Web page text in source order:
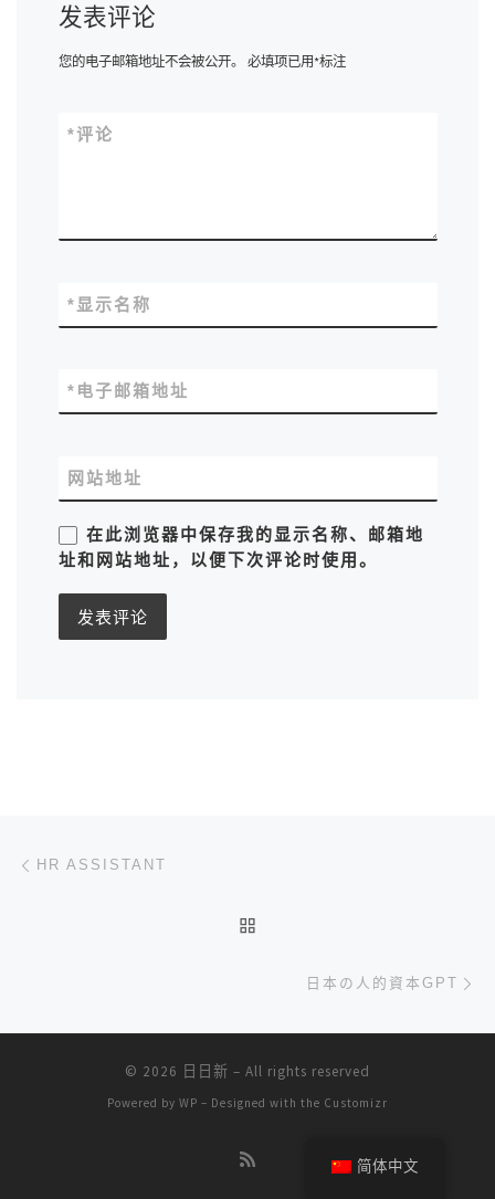
发表评论
您的电子邮箱地址不会被公开。 必填项已用*标注
评论
*
显示名称
*
电子邮箱地址
*
网站地址
在此浏览器中保存我的显示名称、邮箱地
址和网站地址，以便下次评论时使用。
文章导航
HR ASSISTANT
日本の人的資本GPT
© 2026 日日新 – All rights reserved
Powered by WP – Designed with the Customizr
简体中文